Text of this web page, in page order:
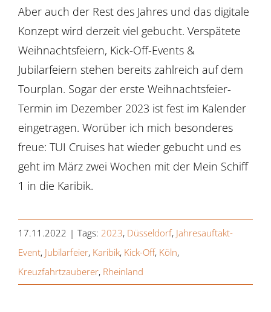
Aber auch der Rest des Jahres und das digitale
Konzept wird derzeit viel gebucht. Verspätete
Weihnachtsfeiern, Kick-Off-Events &
Jubilarfeiern stehen bereits zahlreich auf dem
Tourplan. Sogar der erste Weihnachtsfeier-
Termin im Dezember 2023 ist fest im Kalender
eingetragen. Worüber ich mich besonderes
freue: TUI Cruises hat wieder gebucht und es
geht im März zwei Wochen mit der Mein Schiff
1 in die Karibik.
17.11.2022 | Tags: 2023, Düsseldorf, Jahresauftakt-
Event, Jubilarfeier, Karibik, Kick-Off, Köln,
Kreuzfahrtzauberer, Rheinland